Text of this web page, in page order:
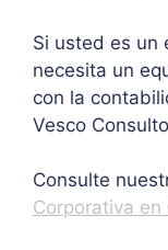
Si usted es un
necesita un
con la
Vesco
Consulte
Corporativa en